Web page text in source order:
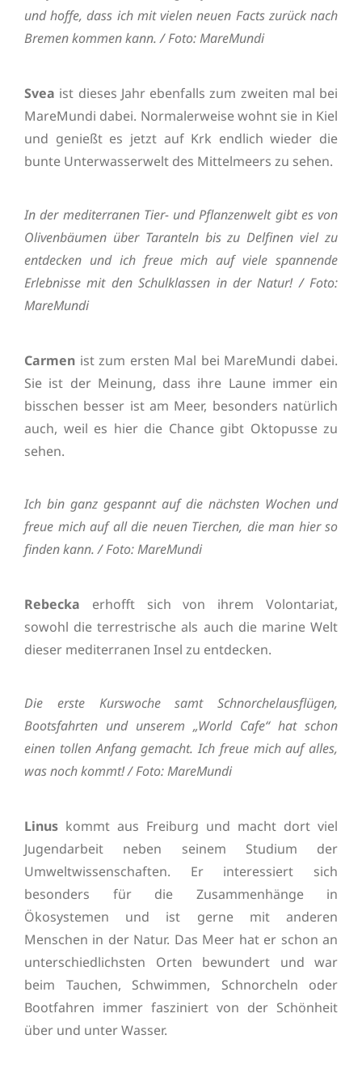
und hoffe, dass ich mit vielen neuen Facts zurück nach
Bremen kommen kann. / Foto: MareMundi
Svea ist dieses Jahr ebenfalls zum zweiten mal bei
MareMundi dabei. Normalerweise wohnt sie in Kiel
und genießt es jetzt auf Krk endlich wieder die
bunte Unterwasserwelt des Mittelmeers zu sehen.
In der mediterranen Tier- und Pflanzenwelt gibt es von
Olivenbäumen über Taranteln bis zu Delfinen viel zu
entdecken und ich freue mich auf viele spannende
Erlebnisse mit den Schulklassen in der Natur! / Foto:
MareMundi
Carmen ist zum ersten Mal bei MareMundi dabei.
Sie ist der Meinung, dass ihre Laune immer ein
bisschen besser ist am Meer, besonders natürlich
auch, weil es hier die Chance gibt Oktopusse zu
sehen.
Ich bin ganz gespannt auf die nächsten Wochen und
freue mich auf all die neuen Tierchen, die man hier so
finden kann. / Foto: MareMundi
Rebecka erhofft sich von ihrem Volontariat,
sowohl die terrestrische als auch die marine Welt
dieser mediterranen Insel zu entdecken.
Die erste Kurswoche samt Schnorchelausflügen,
Bootsfahrten und unserem „World Cafe“ hat schon
einen tollen Anfang gemacht. Ich freue mich auf alles,
was noch kommt! / Foto: MareMundi
Linus kommt aus Freiburg und macht dort viel
Jugendarbeit neben seinem Studium der
Umweltwissenschaften. Er interessiert sich
besonders für die Zusammenhänge in
Ökosystemen und ist gerne mit anderen
Menschen in der Natur. Das Meer hat er schon an
unterschiedlichsten Orten bewundert und war
beim Tauchen, Schwimmen, Schnorcheln oder
Bootfahren immer fasziniert von der Schönheit
über und unter Wasser.